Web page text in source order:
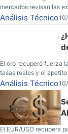
mercados revisan las
inflación de EE. UU.
Análisis Técnico
El oro recuperó fuerza
tasas reales y el
Análisis Técnico
El EUR/USD recupera